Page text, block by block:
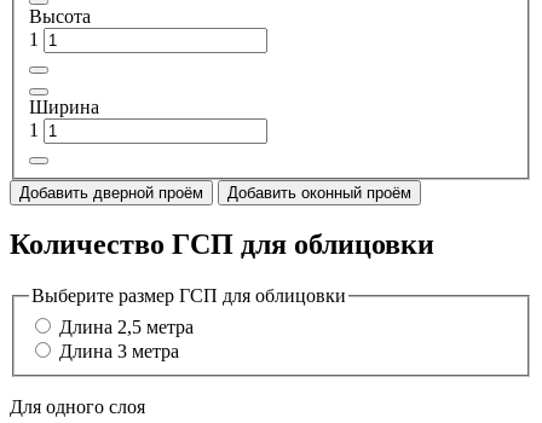
Высота
1
Ширина
1
Добавить дверной проём Добавить оконный проём
Количество ГСП для облицовки
Выберите размер ГСП для облицовки
Длина 2,5 метра
Длина 3 метра
Для одного слоя